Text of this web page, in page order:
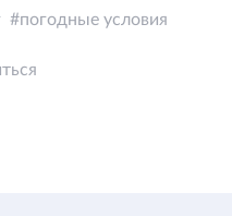
погодные условия